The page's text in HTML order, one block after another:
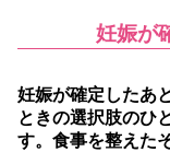
妊娠が
妊娠が確定したあ
ときの選択肢のひ
す。 食事を整えた